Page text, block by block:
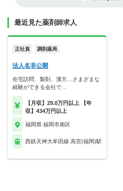
最近見た薬剤師求人
正社員 調剤薬局
法人名非公開
在宅訪問、製剤、漢方…さまざまな
経験ができる会社で…
【月収】29.0万円以上 【年
収】434万円以上
福岡県 福岡市南区
西鉄天神大牟田線 高宮(福岡)駅